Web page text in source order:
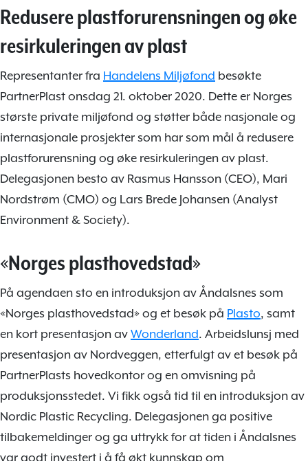
Redusere plastforurensningen og øke
resirkuleringen av plast
Representanter fra Handelens Miljøfond besøkte
PartnerPlast onsdag 21. oktober 2020. Dette er Norges
største private miljøfond og støtter både nasjonale og
internasjonale prosjekter som har som mål å redusere
plastforurensning og øke resirkuleringen av plast.
Delegasjonen besto av Rasmus Hansson (CEO), Mari
Nordstrøm (CMO) og Lars Brede Johansen (Analyst
Environment & Society).
«Norges plasthovedstad»
På agendaen sto en introduksjon av Åndalsnes som
«Norges plasthovedstad» og et besøk på Plasto, samt
en kort presentasjon avWonderland. Arbeidslunsj med
presentasjon av Nordveggen, etterfulgt av et besøk på
PartnerPlasts hovedkontor og en omvisning på
produksjonsstedet. Vi fikk også tid til en introduksjon av
Nordic Plastic Recycling. Delegasjonen ga positive
tilbakemeldinger og ga uttrykk for at tiden i Åndalsnes
var godt investert i å få økt kunnskap om